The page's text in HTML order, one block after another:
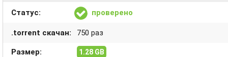
Статус: проверено
.torrent скачан: 750 раз
Размер: 1.28 GB